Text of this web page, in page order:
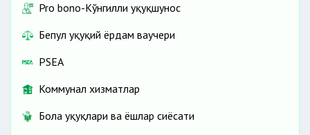
Pro bono-Кўнгилли ҳуқуқшунос
Бепул ҳуқуқий ёрдам ваучери
PSEA
Коммунал хизматлар
Бола ҳуқуқлари ва ёшлар сиёсати